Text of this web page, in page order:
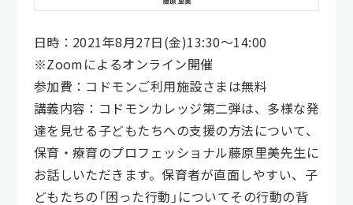
日時：2021年8月27日(金)13:30〜14:00
※Zoomによるオンライン開催
参加費：コドモンご利用施設さまは無料
講義内容：コドモンカレッジ第二弾は、多様な発
達を見せる子どもたちへの支援の方法について、
保育・療育のプロフェッショナル藤原里美先生に
お話しいただきます。保育者が直面しやすい、子
どもたちの「困った行動」についてその行動の背